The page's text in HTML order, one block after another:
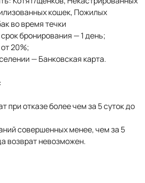
кошек, Пожилых
во время течки
бронирования — 1 день;
20%;
— Банковская карта.
при отказе более чем за 5 суток до
совершенных менее, чем за 5
возврат невозможен.